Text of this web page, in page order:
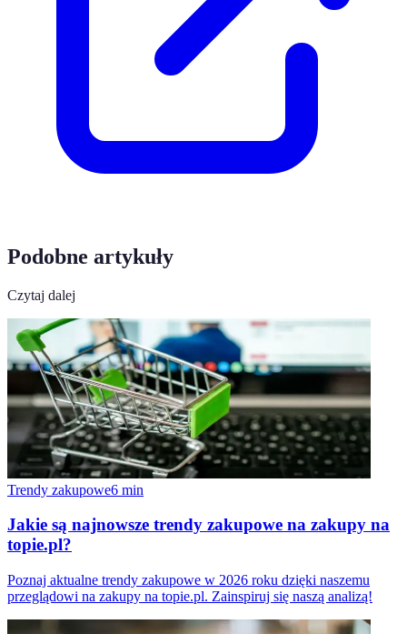
Podobne artykuły
Czytaj dalej
Trendy zakupowe6 min
Jakie są najnowsze trendy zakupowe na zakupy na
topie.pl?
Poznaj aktualne trendy zakupowe w 2026 roku dzięki naszemu
przeglądowi na zakupy na topie.pl. Zainspiruj się naszą analizą!